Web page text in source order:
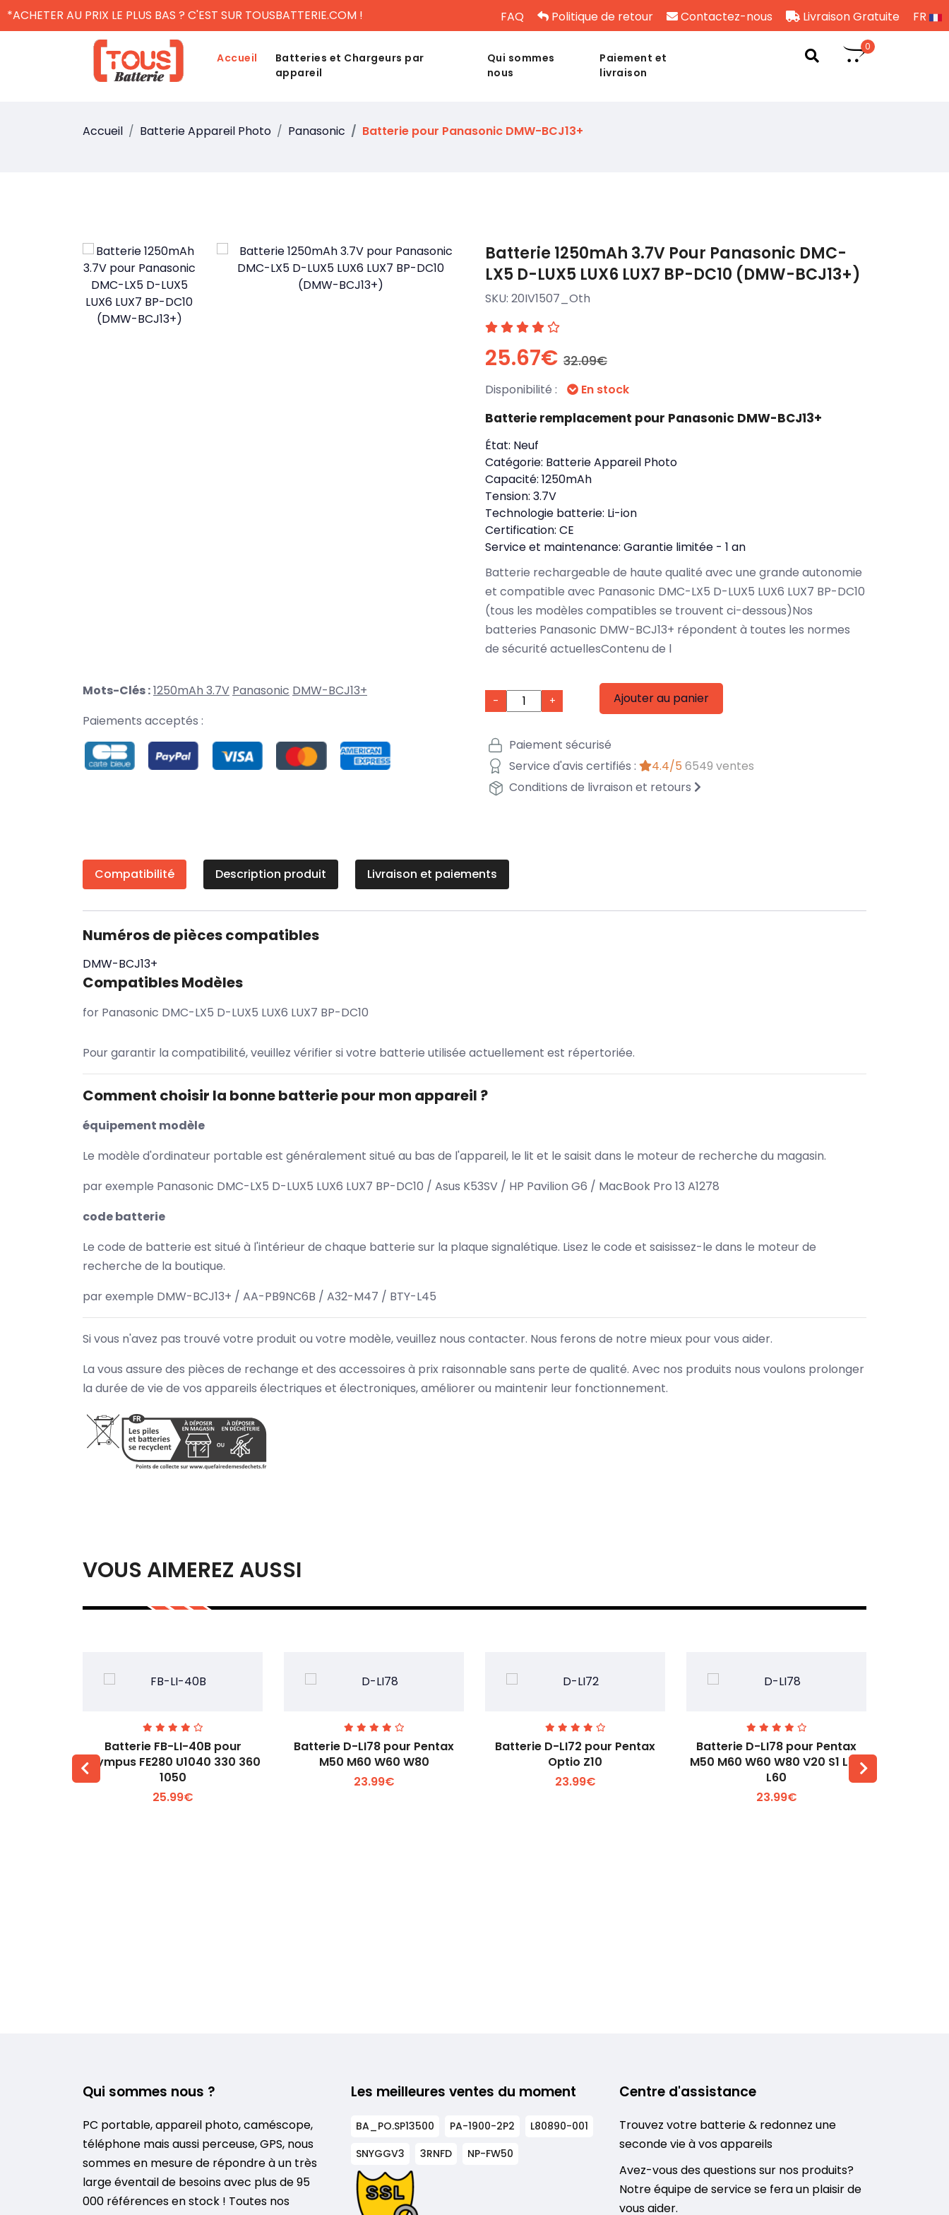
*ACHETER AU PRIX LE PLUS BAS ? C'EST SUR TOUSBATTERIE.COM ! FAQ Politique de retour Contactez-nous Livraison Gratuite FR
Accueil
Batteries et Chargeurs par
appareil
Qui sommes
nous
Paiement et
livraison
0
Accueil Batterie Appareil Photo Panasonic Batterie pour Panasonic DMW-BCJ13+
Mots-Clés :1250mAh 3.7V Panasonic DMW-BCJ13+
Paiements acceptés :
Batterie 1250mAh 3.7V Pour Panasonic DMC-
LX5 D-LUX5 LUX6 LUX7 BP-DC10 (DMW-BCJ13+)
SKU: 20IV1507_Oth
25.67€ 32.09€
Disponibilité : En stock
Batterie remplacement pour Panasonic DMW-BCJ13+
État: Neuf
Catégorie: Batterie Appareil Photo
Capacité: 1250mAh
Tension: 3.7V
Technologie batterie: Li-ion
Certification: CE
Service et maintenance: Garantie limitée - 1 an
Batterie rechargeable de haute qualité avec une grande autonomie
et compatible avec Panasonic DMC-LX5 D-LUX5 LUX6 LUX7 BP-DC10
(tous les modèles compatibles se trouvent ci-dessous)Nos
batteries Panasonic DMW-BCJ13+ répondent à toutes les normes
de sécurité actuellesContenu de l
- + Ajouter au panier
Paiement sécurisé
Service d'avis certifiés :
4.4/5 6549 ventes
Conditions de livraison et retours
Compatibilité Description produit Livraison et paiements
Numéros de pièces compatibles
DMW-BCJ13+
Compatibles Modèles
for Panasonic DMC-LX5 D-LUX5 LUX6 LUX7 BP-DC10
Pour garantir la compatibilité, veuillez vérifier si votre batterie utilisée actuellement est répertoriée.
Comment choisir la bonne batterie pour mon appareil ?
équipement modèle
Le modèle d'ordinateur portable est généralement situé au bas de l'appareil, le lit et le saisit dans le moteur de recherche du magasin.
par exemple Panasonic DMC-LX5 D-LUX5 LUX6 LUX7 BP-DC10 / Asus K53SV / HP Pavilion G6 / MacBook Pro 13 A1278
code batterie
Le code de batterie est situé à l'intérieur de chaque batterie sur la plaque signalétique. Lisez le code et saisissez-le dans le moteur de
recherche de la boutique.
par exemple DMW-BCJ13+ / AA-PB9NC6B / A32-M47 / BTY-L45
Si vous n'avez pas trouvé votre produit ou votre modèle, veuillez nous contacter. Nous ferons de notre mieux pour vous aider.
La vous assure des pièces de rechange et des accessoires à prix raisonnable sans perte de qualité. Avec nos produits nous voulons prolonger
la durée de vie de vos appareils électriques et électroniques, améliorer ou maintenir leur fonctionnement.
VOUS AIMEREZ AUSSI
Voir plus +
Batterie FB-LI-40B pour
Olympus FE280 U1040 330 360
1050
25.99€
Voir plus +
Batterie D-LI78 pour Pentax
M50 M60 W60 W80
23.99€
Voir plus +
Batterie D-LI72 pour Pentax
Optio Z10
23.99€
Voir plus +
Batterie D-LI78 pour Pentax
M50 M60 W60 W80 V20 S1 L50
L60
23.99€
Qui sommes nous ?
PC portable, appareil photo, caméscope,
téléphone mais aussi perceuse, GPS, nous
sommes en mesure de répondre à un très
large éventail de besoins avec plus de 95
000 références en stock ! Toutes nos
Les meilleures ventes du moment
BA_PO.SP13500 PA-1900-2P2
L80890-001
SNYGGV3
3RNFD NP-FW50
Centre d'assistance
Trouvez votre batterie & redonnez une
seconde vie à vos appareils
Avez-vous des questions sur nos produits?
Notre équipe de service se fera un plaisir de
vous aider.